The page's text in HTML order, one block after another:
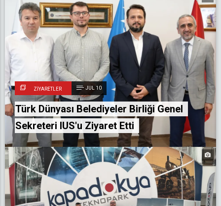
ZIYARETLER JUL 10
Türk Dünyası Belediyeler Birliği Genel
Sekreteri IUS'u Ziyaret Etti